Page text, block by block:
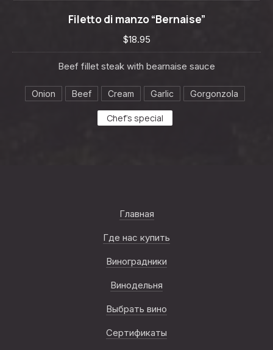
Filetto di manzo “Bernaise”
$18.95
Beef fillet steak with bearnaise sauce
Onion Beef Cream Garlic Gorgonzola
Chef's special
Главная
Где нас купить
Виноградники
Винодельня
Выбрать вино
Сертификаты